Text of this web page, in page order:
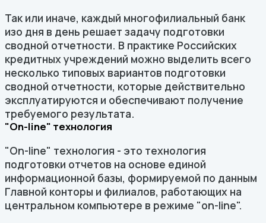
Так или иначе, каждый многофилиальный банк
изо дня в день решает задачу подготовки
сводной отчетности. В практике Российских
кредитных учреждений можно выделить всего
несколько типовых вариантов подготовки
сводной отчетности, которые действительно
эксплуатируются и обеспечивают получение
требуемого результата.
"On-line" технология
"On-line" технология - это технология
подготовки отчетов на основе единой
информационной базы, формируемой по данным
Главной конторы и филиалов, работающих на
центральном компьютере в режиме "on-line".